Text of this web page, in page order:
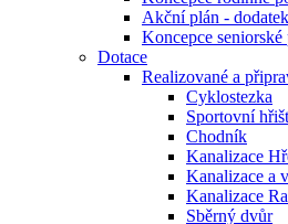
Akční plán -
Koncepce
Dotace
Realizované a
Cyklostezka
Sportovní
Chodník
Kanalizace
Kanalizace a
Kanalizace
Sběrný dvůr